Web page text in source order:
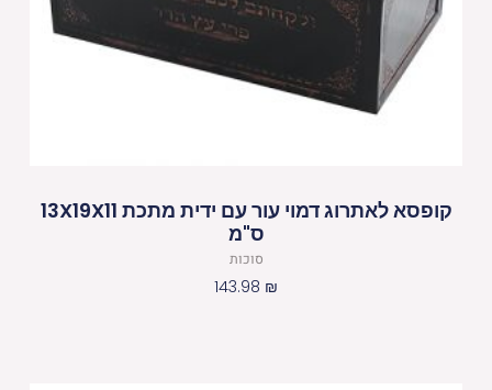
קופסא לאתרוג דמוי עור עם ידית מתכת 13X19X11
ס"מ
סוכות
143.98 ₪